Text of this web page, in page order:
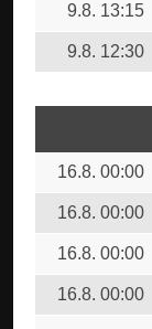
9.8. 13:15
9.8. 12:30
16.8. 00:00
16.8. 00:00
16.8. 00:00
16.8. 00:00